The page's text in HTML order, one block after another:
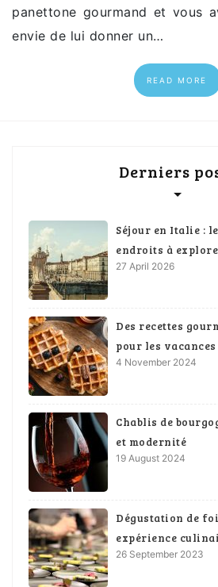
panettone gourmand et vous
envie de lui donner un…
READ MORE
Derniers
Séjour en Italie :
endroits à
27 April 2026
Des recettes
pour les vacances
4 November 2024
Chablis de
et modernité
19 August 2024
Dégustation de
expérience
26 September 2023